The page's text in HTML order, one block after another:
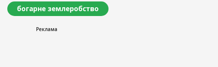
богарне землеробство